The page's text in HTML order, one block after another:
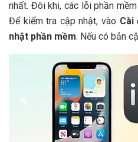
nhất. Đôi khi, các lỗi phần
Để kiểm tra cập nhật, vào Cài
nhật phần mềm. Nếu có bản